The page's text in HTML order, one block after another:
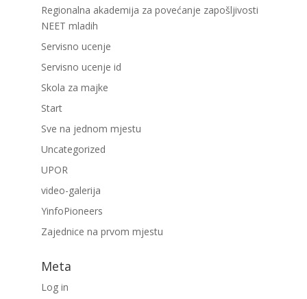
Regionalna akademija za povećanje zapošljivosti
NEET mladih
Servisno ucenje
Servisno ucenje id
Skola za majke
Start
Sve na jednom mjestu
Uncategorized
UPOR
video-galerija
YinfoPioneers
Zajednice na prvom mjestu
Meta
Log in